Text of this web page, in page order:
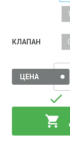
КЛАПАН
ЦЕНА
done
shopping_cart